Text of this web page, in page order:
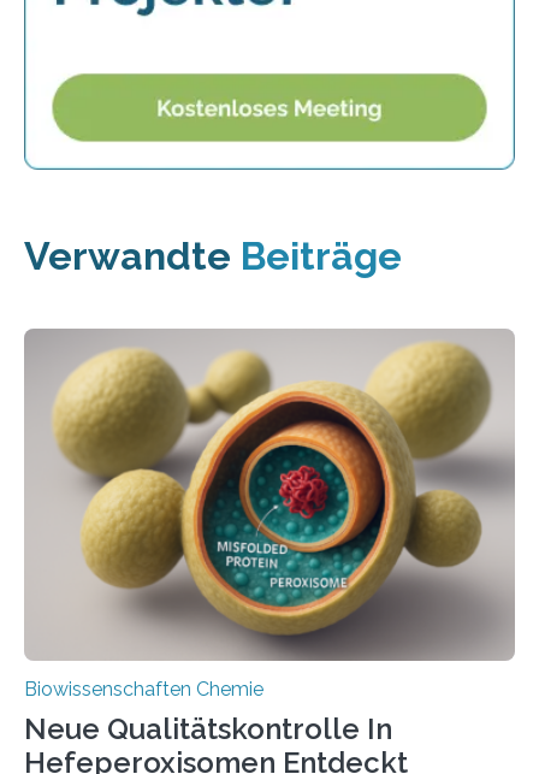
Verwandte Beiträge
Biowissenschaften Chemie
Neue Qualitätskontrolle In
Hefeperoxisomen Entdeckt